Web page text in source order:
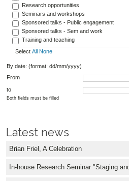
Research opportunities
Seminars and workshops
Sponsored talks - Public engagement
Sponsored talks - Sem and work
Training and teaching
Select All None
By date: (format: dd/mm/yyyy)
From
to
Both fields must be filled
Latest news
Brian Friel, A Celebration
In-house Research Seminar "Staging